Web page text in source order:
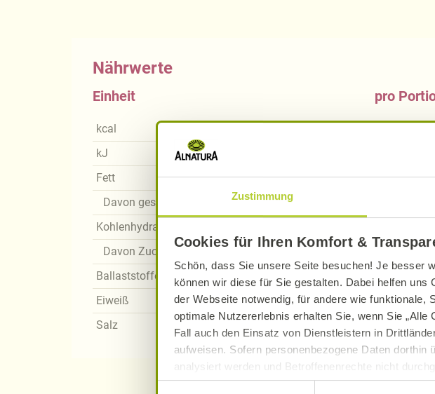
Zustimmung
Cookies für Ihren Komfort &
Schön, dass Sie unsere Seite besuchen! Je besser
können wir diese für Sie gestalten. Dabei helfen
der Webseite notwendig, für andere wie
optimale Nutzererlebnis erhalten Sie, wenn Sie
Fall auch den Einsatz von Dienstleistern in
aufweisen. Sofern personenbezogene Daten
analysiert werden und Betroffenenrechte nicht
Datenverarbeitung und -übermittlung widerrufen
Nährwerte
Einheit
kcal
kJ
Fett
Davon gesättigte Fettsäuren
Kohlenhydrate
Davon Zucker
Ballaststoffe
Eiweiß
Salz
pro